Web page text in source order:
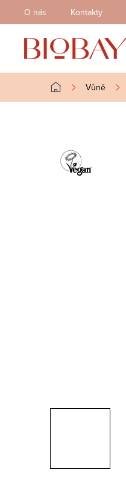
na
obsah
O nás Kontakty
Domů
Vůně